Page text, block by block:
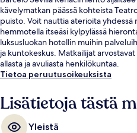
kävelymatkan päässä kohteista
puisto. Voit nauttia aterioita yhdessä
hemmotella itseäsi kylpylässä
luksusluokan hotellin muihin
ja kuntokeskus. Matkailijat
allasta ja avuliasta henkilökuntaa.
Tietoa peruutusoikeuksista
Lisätietoja tästä
Yleistä